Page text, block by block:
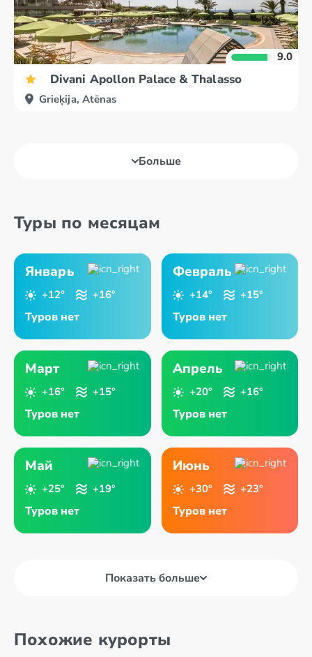
9.0
Divani Apollon Palace & Thalasso
Grieķija, Atēnas
Больше
Туры по месяцам
Январь
+12° +16°
Туров нет
Февраль
+14° +15°
Туров нет
Март
+16° +15°
Туров нет
Апрель
+20° +16°
Туров нет
Май
+25° +19°
Туров нет
Июнь
+30° +23°
Туров нет
Показать больше
Похожие курорты